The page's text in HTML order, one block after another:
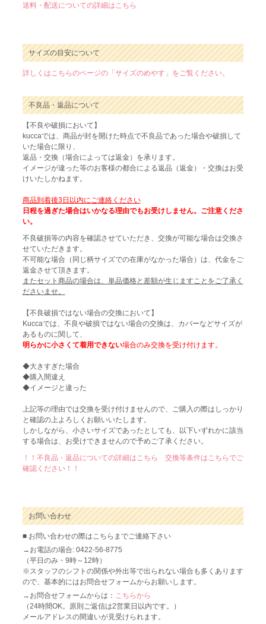
送料・配送についての詳細はこちら
サイズの目安について
詳しくはこちらのページの「サイズのめやす」をご覧ください。
不良品・返品について
【不良や破損において】
kuccaでは、商品が封を開けた時点で不良品であった場合や破損して
いた場合に限り、
返品・交換（場合によっては返金）を承ります。
イメージが違った等のお客様の都合による返品（返金）・交換はお受
けいたしかねます。
商品到着後3日以内にご連絡ください
日程を過ぎた場合はいかなる理由でもお受けしません。ご注意くださ
い。
不良破損等の内容を確認させていただき、交換が可能な場合は交換さ
せていただきます。
不可能な場合（同じ柄サイズでの在庫がなかった場合）は、代金をご
返金させて頂きます。
またセット商品の場合は、単品価格と差額が生じますことをご了承く
ださいませ。
【不良破損ではない場合の交換において】
Kuccaでは、不良や破損ではない場合の交換は、カバーなどサイズが
あるものに関して、
明らかに小さくて着用できない場合のみ交換を受け付けます。
◆大きすぎた場合
◆購入間違え
◆イメージと違った
上記等の理由では交換を受け付けませんので、ご購入の際はしっかり
と確認の上よろしくお願いいたします。
しかしながら、小さいサイズであったとしても、以下いずれかに該当
する場合は、お受けできませんので予めご了承ください。
！！不良品・返品についての詳細はこちら 交換等条件はこちらでご
確認ください！！
お問い合わせ
■ お問い合わせの際はこちらまでご連絡下さい
→お電話の場合: 0422-56-8775
（平日のみ・9時～12時）
※スタッフのシフトの関係や外出等で出られない場合も多くあります
ので、基本的にはお問合せフォームからお願いします。
→お問合せフォームからは： こちらから
（24時間OK。原則ご返信は2営業日以内です。）
メールアドレスの間違いが見受けられます。